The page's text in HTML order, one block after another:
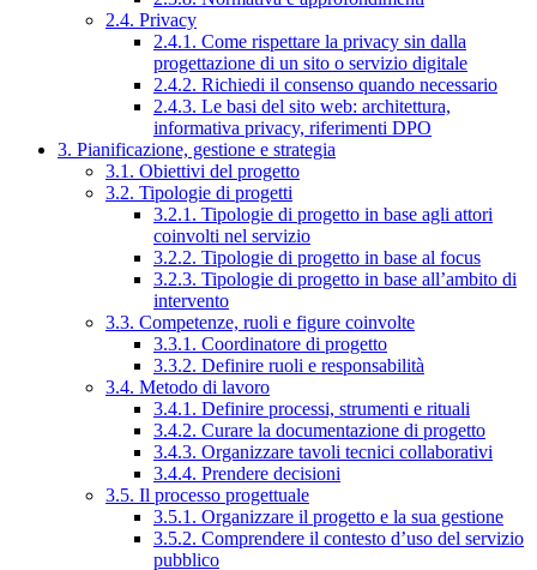
2.4. Privacy
2.4.1. Come rispettare la privacy sin dalla
progettazione di un sito o servizio digitale
2.4.2. Richiedi il consenso quando necessario
2.4.3. Le basi del sito web: architettura,
informativa privacy, riferimenti DPO
3. Pianificazione, gestione e strategia
3.1. Obiettivi del progetto
3.2. Tipologie di progetti
3.2.1. Tipologie di progetto in base agli attori
coinvolti nel servizio
3.2.2. Tipologie di progetto in base al focus
3.2.3. Tipologie di progetto in base all’ambito di
intervento
3.3. Competenze, ruoli e figure coinvolte
3.3.1. Coordinatore di progetto
3.3.2. Definire ruoli e responsabilità
3.4. Metodo di lavoro
3.4.1. Definire processi, strumenti e rituali
3.4.2. Curare la documentazione di progetto
3.4.3. Organizzare tavoli tecnici collaborativi
3.4.4. Prendere decisioni
3.5. Il processo progettuale
3.5.1. Organizzare il progetto e la sua gestione
3.5.2. Comprendere il contesto d’uso del servizio
pubblico